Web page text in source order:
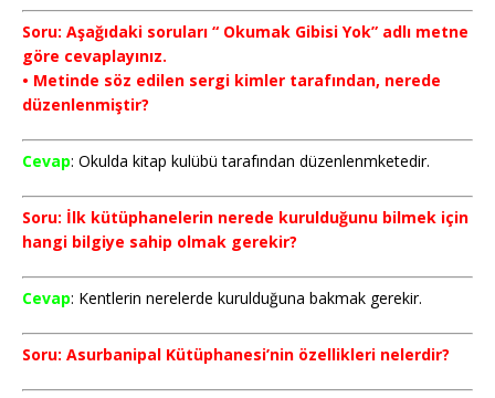
Soru: Aşağıdaki soruları “ Okumak Gibisi Yok” adlı metne
göre cevaplayınız.
• Metinde söz edilen sergi kimler tarafından, nerede
düzenlenmiştir?
Cevap: Okulda kitap kulübü tarafından düzenlenmketedir.
Soru: İlk kütüphanelerin nerede kurulduğunu bilmek için
hangi bilgiye sahip olmak gerekir?
Cevap: Kentlerin nerelerde kurulduğuna bakmak gerekir.
Soru: Asurbanipal Kütüphanesi’nin özellikleri nelerdir?